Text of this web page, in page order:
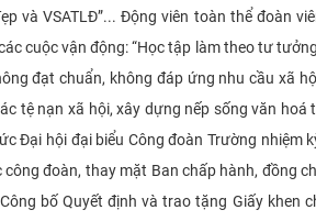
và VSATLĐ”... Động viên toàn thể
cuộc vận động: “Học tập làm theo tư
đạt chuẩn, không đáp ứng nhu cầu xã
tệ nạn xã hội, xây dựng nếp sống văn
Đại hội đại biểu Công đoàn Trường nhiệm
đoàn, thay mặt Ban chấp hành, đồng
bố Quyết định và trao tặng Giấy